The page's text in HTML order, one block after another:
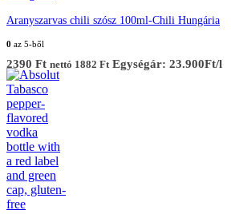
Aranyszarvas chili szósz 100ml-Chili Hungária
0 az 5-ből
2390 Ft nettó 1882 Ft Egységár: 23.900Ft/l